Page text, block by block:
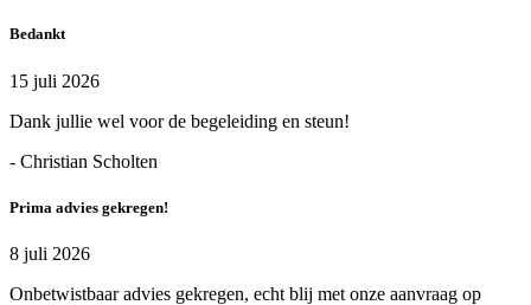
Bedankt
15 juli 2026
Dank jullie wel voor de begeleiding en steun!
- Christian Scholten
Prima advies gekregen!
8 juli 2026
Onbetwistbaar advies gekregen, echt blij met onze aanvraag op